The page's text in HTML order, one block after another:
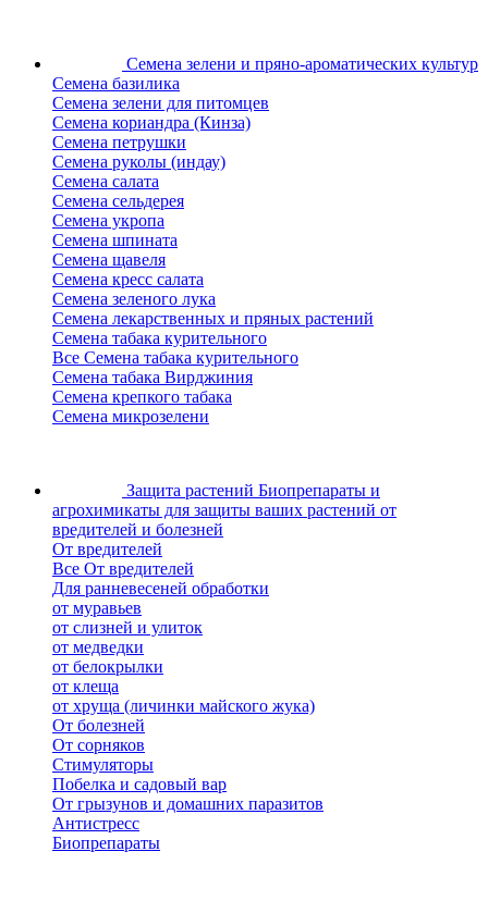
Семена зелени и пряно-ароматических культур
Семена базилика
Семена зелени для питомцев
Семена кориандра (Кинза)
Семена петрушки
Семена руколы (индау)
Семена салата
Семена сельдерея
Семена укропа
Семена шпината
Семена щавеля
Семена кресс салата
Семена зеленого лука
Семена лекарственных и пряных растений
Семена табака курительного
Все Семена табака курительного
Семена табака Вирджиния
Семена крепкого табака
Семена микрозелени
Защита растений Биопрепараты и
агрохимикаты для защиты ваших растений от
вредителей и болезней
От вредителей
Все От вредителей
Для ранневесеней обработки
от муравьев
от слизней и улиток
от медведки
от белокрылки
от клеща
от хруща (личинки майского жука)
От болезней
От сорняков
Стимуляторы
Побелка и садовый вар
От грызунов и домашних паразитов
Антистресс
Биопрепараты